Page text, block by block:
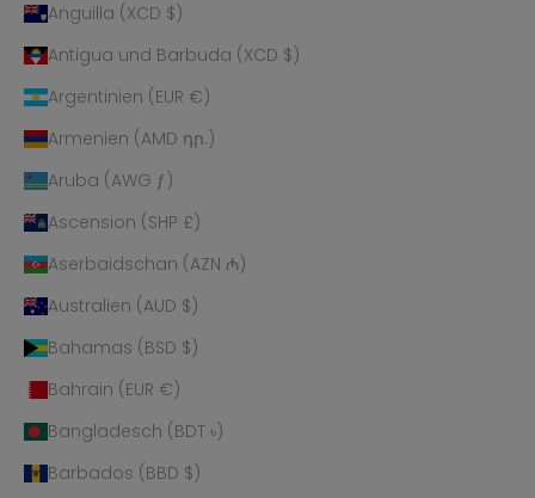
Anguilla (XCD $)
Antigua und Barbuda (XCD $)
Argentinien (EUR €)
Armenien (AMD դր.)
Aruba (AWG ƒ)
Ascension (SHP £)
Aserbaidschan (AZN ₼)
Australien (AUD $)
Bahamas (BSD $)
Bahrain (EUR €)
Bangladesch (BDT ৳)
Barbados (BBD $)